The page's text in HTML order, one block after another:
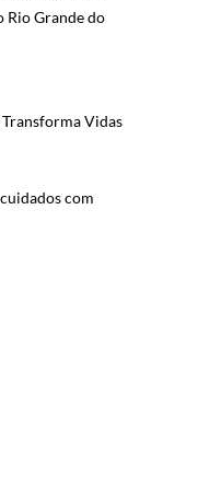
Rio Grande do
Vidas
com